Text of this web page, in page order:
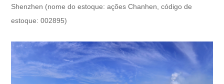
Shenzhen (nome do estoque: ações Chanhen, código de
estoque: 002895)